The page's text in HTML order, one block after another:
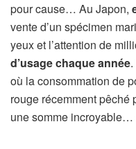
pour cause… Au Japon,
vente d’un spécimen
yeux et l’attention de
d’usage chaque année
où la consommation de
rouge récemment pêché
une somme incroyable…